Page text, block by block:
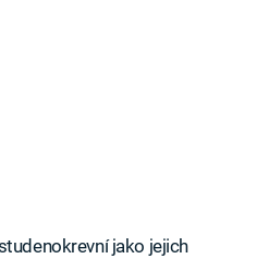
jako jejich